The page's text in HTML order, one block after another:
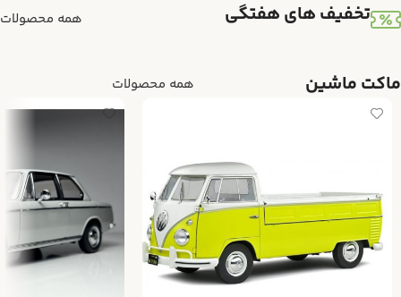
تخفیف های هفتگی همه محصولات
ماکت ماشین همه محصولات